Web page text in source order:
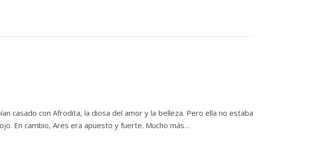
casado con Afrodita, la diosa del amor y la belleza. Pero ella no estaba
En cambio, Ares era apuesto y fuerte. Mucho más…